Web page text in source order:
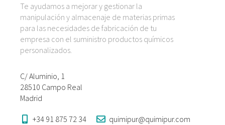
Te ayudamos a mejorar y gestionar la
manipulación y almacenaje de materias primas
para las necesidades de fabricación de tu
empresa con el suministro productos químicos
personalizados.
C/ Aluminio, 1
28510 Campo Real
Madrid
+34 91 875 72 34 quimipur@quimipur.com